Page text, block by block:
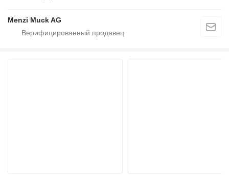
Menzi Muck AG